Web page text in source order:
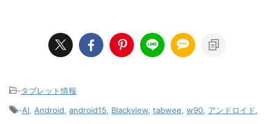
-タブレット情報
-AI Android android15 Blackview tabwee w90 アンドロイド